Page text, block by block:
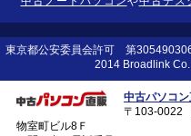
東京都公安委員会許可 第
2014 Broadlink
中古パソコ
〒103-0022
物室町ビル8Ｆ